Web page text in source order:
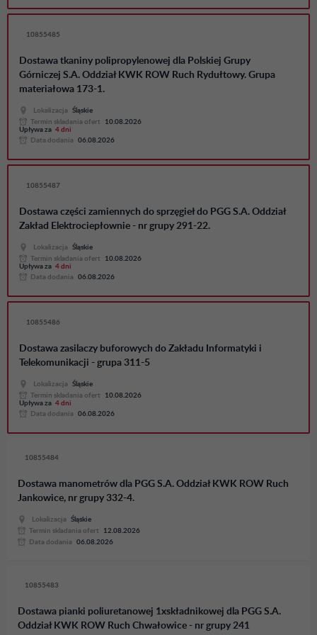
10855485
Dostawa tkaniny polipropylenowej dla Polskiej Grupy
Górniczej S.A. Oddział KWK ROW Ruch Rydułtowy. Grupa
materiałowa 173-1.
Lokalizacja
Śląskie
Termin skladania ofert
10.08.2026
Upływa za 4 dni
Data dodania
06.08.2026
10855487
Dostawa części zamiennych do sprzęgieł do PGG S.A. Oddział
Zakład Elektrociepłownie - nr grupy 291-22.
Lokalizacja
Śląskie
Termin skladania ofert
10.08.2026
Upływa za 4 dni
Data dodania
06.08.2026
10855486
Dostawa zasilaczy buforowych do Zakładu Informatyki i
Telekomunikacji - grupa 311-5
Lokalizacja
Śląskie
Termin skladania ofert
10.08.2026
Upływa za 4 dni
Data dodania
06.08.2026
10855484
Dostawa manometrów dla PGG S.A. Oddział KWK ROW Ruch
Jankowice, nr grupy 332-4.
Lokalizacja
Śląskie
Termin skladania ofert
12.08.2026
Data dodania
06.08.2026
10855483
Dostawa pianki poliuretanowej 1xskładnikowej dla PGG S.A.
Oddział KWK ROW Ruch Chwałowice - nr grupy 241